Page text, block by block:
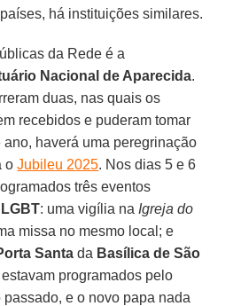
há instituições similares.
da Rede é a
Nacional de Aparecida.
duas, nas quais os
recebidos e puderam tomar
ano, haverá uma peregrinação
oJubileu 2025. Nos dias 5 e 6
três eventos
LGBT: uma vigília na Igreja do
missa no mesmo local; e
Santa da Basílica de São
programados pelo
e o novo papa nada